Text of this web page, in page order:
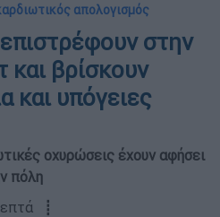
απολογισμός
στην
και βρίσκουν
και υπόγειες
οχυρώσεις έχουν αφήσει
πόλη
┋